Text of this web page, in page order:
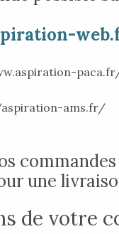
ams.fr/
une
de votre